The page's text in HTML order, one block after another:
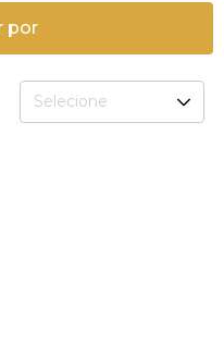
por
Selecione